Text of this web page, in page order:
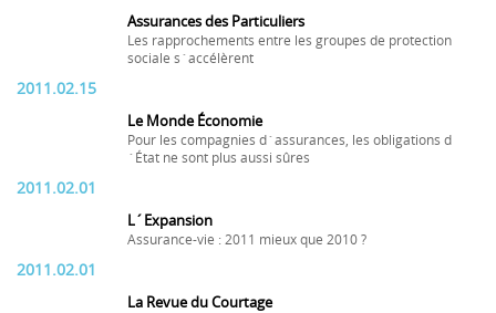
Assurances des Particuliers
Les rapprochements entre les groupes de protection
sociale s´accélèrent
2011.02.15
Le Monde Économie
Pour les compagnies d´assurances, les obligations d
´État ne sont plus aussi sûres
2011.02.01
L´Expansion
Assurance-vie : 2011 mieux que 2010 ?
2011.02.01
La Revue du Courtage